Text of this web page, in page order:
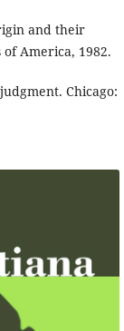
and their
America, 1982.
Chicago: